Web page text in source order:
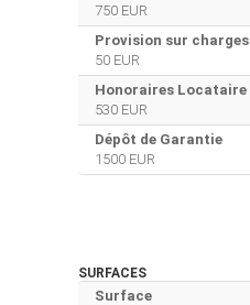
750 EUR
Provision sur charges
50 EUR
Honoraires Locataire
530 EUR
Dépôt de Garantie
1500 EUR
SURFACES
Surface